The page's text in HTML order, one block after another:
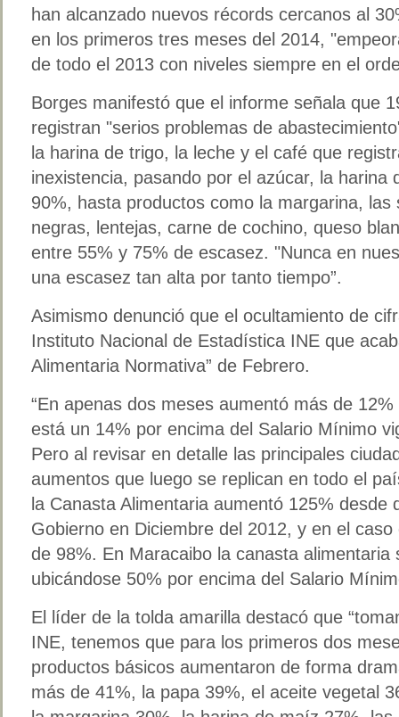
han alcanzado nuevos récords cercanos al
en los primeros tres meses del 2014,
de todo el 2013 con niveles siempre en el
Borges manifestó que el informe señala que
registran "serios problemas de
la harina de trigo, la leche y el café que
inexistencia, pasando por el azúcar, la harina
90%, hasta productos como la margarina,
negras, lentejas, carne de cochino, queso
entre 55% y 75% de escasez. "Nunca en
una escasez tan alta por tanto tiempo”.
Asimismo denunció que el ocultamiento de
Instituto Nacional de Estadística INE que
Alimentaria Normativa” de Febrero.
“En apenas dos meses aumentó más de
está un 14% por encima del Salario Mínimo
Pero al revisar en detalle las principales
aumentos que luego se replican en todo el
la Canasta Alimentaria aumentó 125% desde
Gobierno en Diciembre del 2012, y en el
de 98%. En Maracaibo la canasta alimentaria
ubicándose 50% por encima del Salario
El líder de la tolda amarilla destacó que
INE, tenemos que para los primeros dos
productos básicos aumentaron de forma
más de 41%, la papa 39%, el aceite vegetal